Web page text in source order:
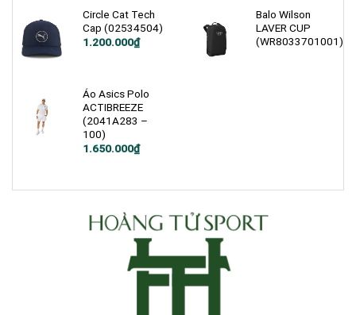
Circle Cat Tech
Cap (02534504)
1.200.000₫
Balo Wilson
LAVER CUP
(WR8033701001)
Áo Asics Polo
ACTIBREEZE
(2041A283 –
100)
1.650.000₫